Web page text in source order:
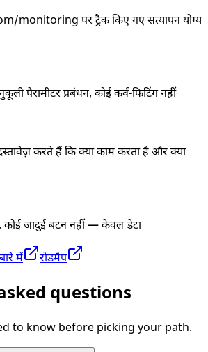
monitoring पर ट्रैक किए गए सत्यापन योग्य
पैरामीटर प्रबंधन, कोई कर्व-फिटिंग नहीं
करते हैं कि क्या काम करता है और क्या
कोई जादुई बटन नहीं — केवल डेटा
में रोडमैप
questions
to know before picking your path.